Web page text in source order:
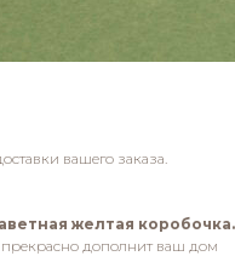
вашего заказа.
желтая коробочка.
прекрасно дополнит ваш дом